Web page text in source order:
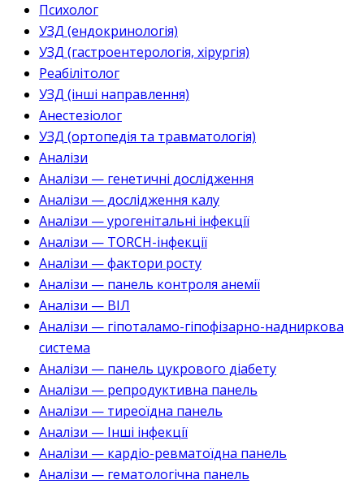
Психолог
УЗД (ендокринологія)
УЗД (гастроентерологія, хірургія)
Реабілітолог
УЗД (інші направлення)
Анестезіолог
УЗД (ортопедія та травматологія)
Аналізи
Аналізи — генетичні дослідження
Аналізи — дослідження калу
Аналізи — урогенітальні інфекції
Аналізи — TORCH-інфекції
Аналізи — фактори росту
Аналізи — панель контроля анемії
Аналізи — ВІЛ
Аналізи — гіпоталамо-гіпофізарно-надниркова
система
Аналізи — панель цукрового діабету
Аналізи — репродуктивна панель
Аналізи — тиреоїдна панель
Аналізи — Інші інфекції
Аналізи — кардіо-ревматоїдна панель
Аналізи — гематологічна панель